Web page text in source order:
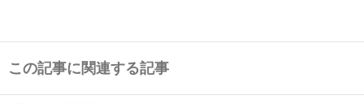
この記事に関連する記事